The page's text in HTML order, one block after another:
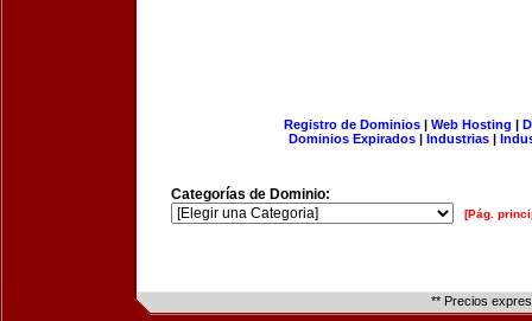
Registro de Dominios| Web Hosting |
Dominios Expirados | Industrias |
Categorías de Dominio:
[Pág.
** Precios